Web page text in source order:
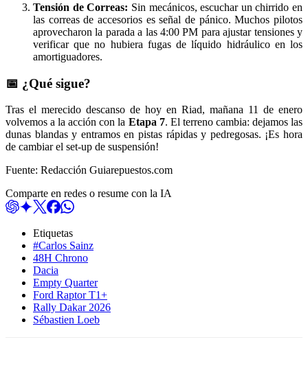
Tensión de Correas: Sin mecánicos, escuchar un chirrido en
las correas de accesorios es señal de pánico. Muchos pilotos
aprovecharon la parada a las 4:00 PM para ajustar tensiones y
verificar que no hubiera fugas de líquido hidráulico en los
amortiguadores.
📅 ¿Qué sigue?
Tras el merecido descanso de hoy en Riad, mañana 11 de enero
volvemos a la acción con la Etapa 7. El terreno cambia: dejamos las
dunas blandas y entramos en pistas rápidas y pedregosas. ¡Es hora
de cambiar el set-up de suspensión!
Fuente: Redacción Guiarepuestos.com
Comparte en redes o resume con la IA
Etiquetas
#Carlos Sainz
48H Chrono
Dacia
Empty Quarter
Ford Raptor T1+
Rally Dakar 2026
Sébastien Loeb